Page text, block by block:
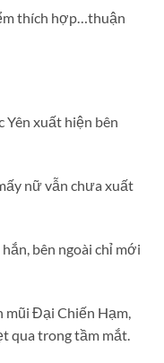
thích hợp…thuận
Yên xuất hiện bên
nữ vẫn chưa xuất
bên ngoài chỉ mới
mũi Đại Chiến Hạm,
qua trong tầm mắt.